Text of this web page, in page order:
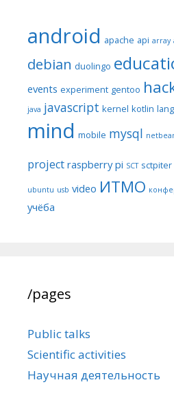
android apache api array
debian duolingo
events experiment gentoo
java javascript kernel kotlin
mind mobile mysql
project raspberry pi SCT sctpiter
ubuntu usb video ИТМО
учёба
/pages
Public talks
Scientific activities
Научная деятельность